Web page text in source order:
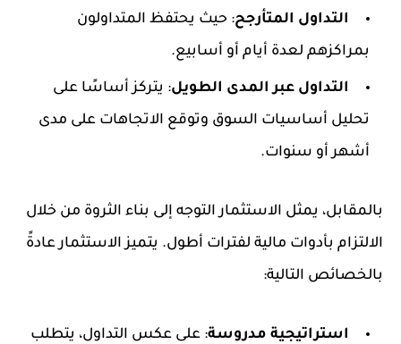
التداول المتأرجح: حيث يحتفظ المتداولون
بمراكزهم لعدة أيام أو أسابيع.
التداول عبر المدى الطويل: يتركز أساسًا على
تحليل أساسيات السوق وتوقع الاتجاهات على مدى
أشهر أو سنوات.
بالمقابل، يمثل الاستثمار التوجه إلى بناء الثروة من خلال
الالتزام بأدوات مالية لفترات أطول. يتميز الاستثمار عادةً
بالخصائص التالية:
استراتيجية مدروسة: على عكس التداول، يتطلب